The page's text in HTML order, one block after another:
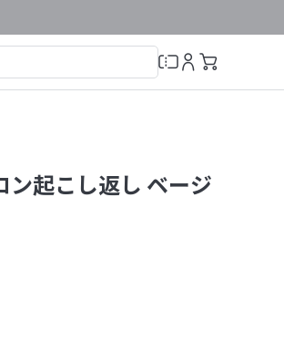
ン起こし返し ベージ